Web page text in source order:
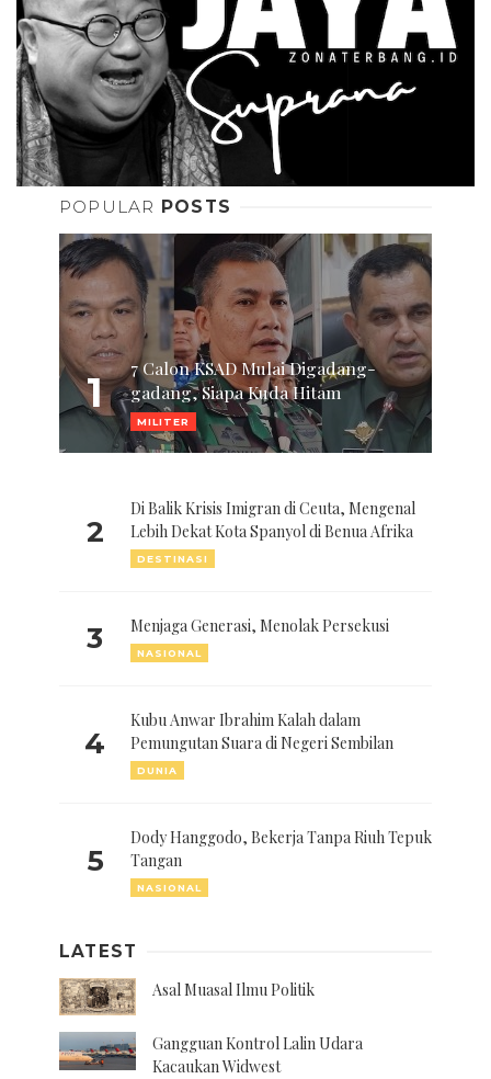
POPULAR POSTS
1
7 Calon KSAD Mulai Digadang-
gadang, Siapa Kuda Hitam
MILITER
2
Di Balik Krisis Imigran di Ceuta, Mengenal
Lebih Dekat Kota Spanyol di Benua Afrika
DESTINASI
3 Menjaga Generasi, Menolak Persekusi
NASIONAL
4
Kubu Anwar Ibrahim Kalah dalam
Pemungutan Suara di Negeri Sembilan
DUNIA
5
Dody Hanggodo, Bekerja Tanpa Riuh Tepuk
Tangan
NASIONAL
LATEST
Asal Muasal Ilmu Politik
Gangguan Kontrol Lalin Udara
Kacaukan Widwest